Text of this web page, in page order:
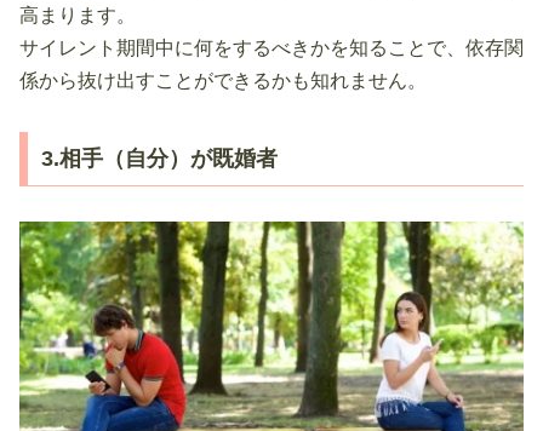
高まります。
サイレント期間中に何をするべきかを知ることで、依存関
係から抜け出すことができるかも知れません。
3.相手（自分）が既婚者